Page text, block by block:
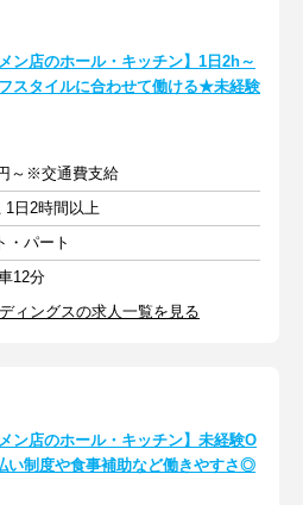
メン店のホール・キッチン】1日2h～
スタイルに合わせて働ける★未経験
～※交通費支給
1日2時間以上
・パート
12分
ィングスの求人一覧を見る
メン店のホール・キッチン】未経験O
い制度や食事補助など働きやすさ◎